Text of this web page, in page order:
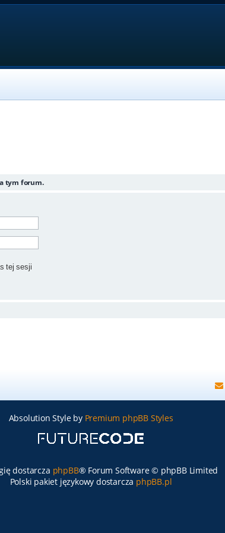
tym forum.
tej sesji
Absolution Style by Premium phpBB Styles
dostarcza phpBB® Forum Software © phpBB Limited
Polski pakiet językowy dostarcza phpBB.pl